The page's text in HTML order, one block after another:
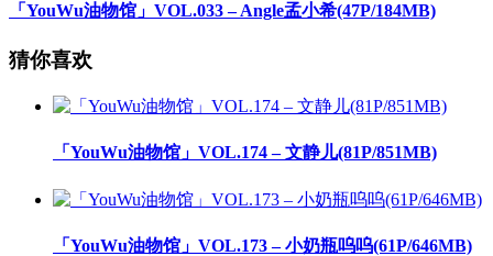
「YouWu油物馆」VOL.033 – Angle孟小希(47P/184MB)
猜你喜欢
「YouWu油物馆」VOL.174 – 文静儿(81P/851MB)
「YouWu油物馆」VOL.173 – 小奶瓶呜呜(61P/646MB)